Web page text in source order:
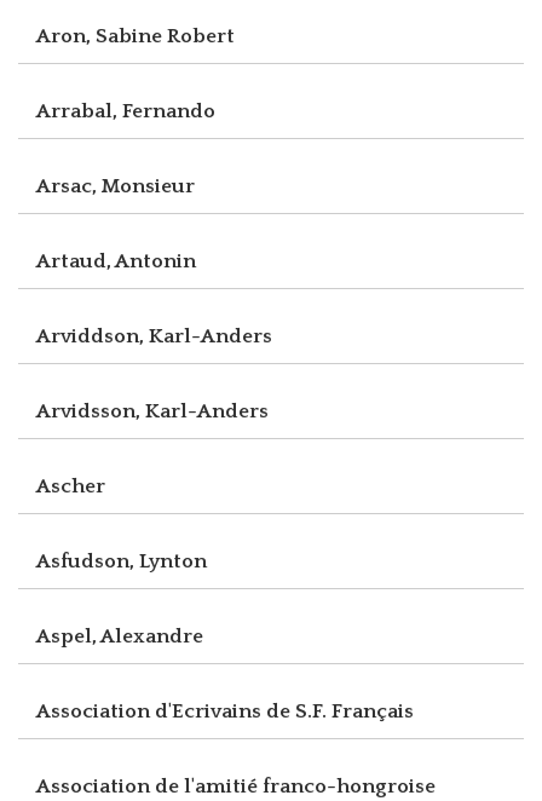
Aron, Sabine Robert
Arrabal, Fernando
Arsac, Monsieur
Artaud, Antonin
Arviddson, Karl-Anders
Arvidsson, Karl-Anders
Ascher
Asfudson, Lynton
Aspel, Alexandre
Association d'Ecrivains de S.F. Français
Association de l'amitié franco-hongroise